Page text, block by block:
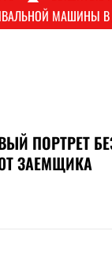
МАШИНЫ
ПОРТРЕТ
ЗАЕМЩИКА